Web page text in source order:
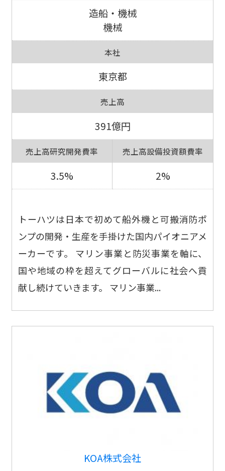
造船・機械
機械
本社
東京都
売上高
391億円
売上高研究開発費率
3.5%
売上高設備投資額費率
2%
トーハツは日本で初めて船外機と可搬消防ポ
ンプの開発・生産を手掛けた国内パイオニアメ
ーカーです。 マリン事業と防災事業を軸に、
国や地域の枠を超えてグローバルに社会へ貢
献し続けていきます。 マリン事業...
KOA株式会社